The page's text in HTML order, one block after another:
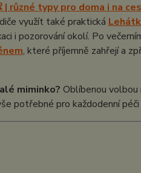
různé typy pro doma i na
využít také praktická
i pozorování okolí. Po
, které příjemně zahřejí a
miminko? Oblíbenou
potřebné pro každodenní